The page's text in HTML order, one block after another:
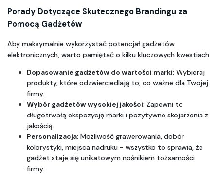
Porady Dotyczące Skutecznego Brandingu za
Pomocą Gadżetów
Aby maksymalnie wykorzystać potencjał gadżetów
elektronicznych, warto pamiętać o kilku kluczowych kwestiach:
Dopasowanie gadżetów do wartości marki: Wybieraj
produkty, które odzwierciedlają to, co ważne dla Twojej
firmy.
Wybór gadżetów wysokiej jakości: Zapewni to
długotrwałą ekspozycję marki i pozytywne skojarzenia z
jakością.
Personalizacja: Możliwość grawerowania, dobór
kolorystyki, miejsca nadruku - wszystko to sprawia, że
gadżet staje się unikatowym nośnikiem tożsamości
firmy.